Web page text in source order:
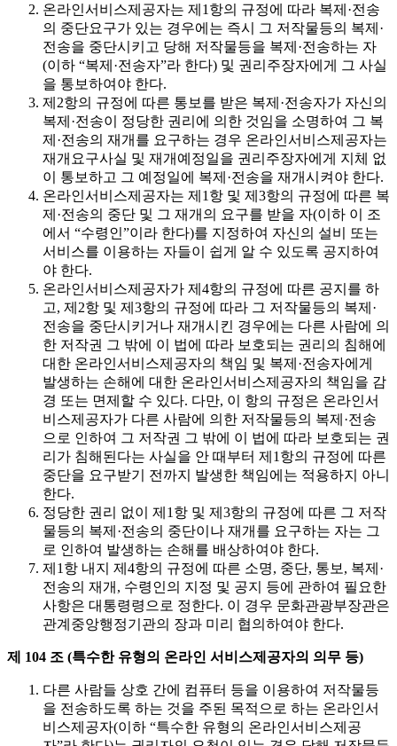
온라인서비스제공자는 제1항의 규정에 따라 복제·전송
의 중단요구가 있는 경우에는 즉시 그 저작물등의 복제·
전송을 중단시키고 당해 저작물등을 복제·전송하는 자
(이하 “복제·전송자”라 한다) 및 권리주장자에게 그 사실
을 통보하여야 한다.
제2항의 규정에 따른 통보를 받은 복제·전송자가 자신의
복제·전송이 정당한 권리에 의한 것임을 소명하여 그 복
제·전송의 재개를 요구하는 경우 온라인서비스제공자는
재개요구사실 및 재개예정일을 권리주장자에게 지체 없
이 통보하고 그 예정일에 복제·전송을 재개시켜야 한다.
온라인서비스제공자는 제1항 및 제3항의 규정에 따른 복
제·전송의 중단 및 그 재개의 요구를 받을 자(이하 이 조
에서 “수령인”이라 한다)를 지정하여 자신의 설비 또는
서비스를 이용하는 자들이 쉽게 알 수 있도록 공지하여
야 한다.
온라인서비스제공자가 제4항의 규정에 따른 공지를 하
고, 제2항 및 제3항의 규정에 따라 그 저작물등의 복제·
전송을 중단시키거나 재개시킨 경우에는 다른 사람에 의
한 저작권 그 밖에 이 법에 따라 보호되는 권리의 침해에
대한 온라인서비스제공자의 책임 및 복제·전송자에게
발생하는 손해에 대한 온라인서비스제공자의 책임을 감
경 또는 면제할 수 있다. 다만, 이 항의 규정은 온라인서
비스제공자가 다른 사람에 의한 저작물등의 복제·전송
으로 인하여 그 저작권 그 밖에 이 법에 따라 보호되는 권
리가 침해된다는 사실을 안 때부터 제1항의 규정에 따른
중단을 요구받기 전까지 발생한 책임에는 적용하지 아니
한다.
정당한 권리 없이 제1항 및 제3항의 규정에 따른 그 저작
물등의 복제·전송의 중단이나 재개를 요구하는 자는 그
로 인하여 발생하는 손해를 배상하여야 한다.
제1항 내지 제4항의 규정에 따른 소명, 중단, 통보, 복제·
전송의 재개, 수령인의 지정 및 공지 등에 관하여 필요한
사항은 대통령령으로 정한다. 이 경우 문화관광부장관은
관계중앙행정기관의 장과 미리 협의하여야 한다.
제 104 조 (특수한 유형의 온라인 서비스제공자의 의무 등)
다른 사람들 상호 간에 컴퓨터 등을 이용하여 저작물등
을 전송하도록 하는 것을 주된 목적으로 하는 온라인서
비스제공자(이하 “특수한 유형의 온라인서비스제공